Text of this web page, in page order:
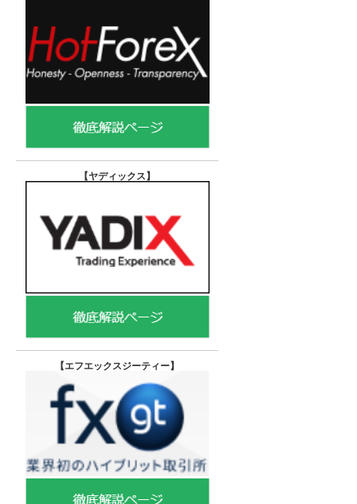
【ヤディックス 】
【エフエックスジーティー】